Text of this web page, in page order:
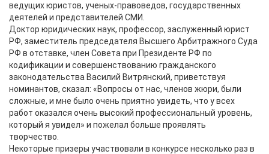
ведущих юристов, ученых-правоведов, государственных
деятелей и представителей СМИ.
Доктор юридических наук, профессор, заслуженный юрист
РФ, заместитель председателя Высшего Арбитражного Суда
РФ в отставке, член Совета при Президенте РФ по
кодификации и совершенствованию гражданского
законодательства Василий Витрянский, приветствуя
номинантов, сказал: «Вопросы от нас, членов жюри, были
сложные, и мне было очень приятно увидеть, что у всех
работ оказался очень высокий профессиональный уровень,
который я увидел» и пожелал больше проявлять
творчество.
Некоторые призеры участвовали в конкурсе несколько раз в